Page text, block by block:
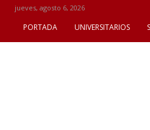
jueves, agosto 6, 2026
PORTADA UNIVERSITARIOS